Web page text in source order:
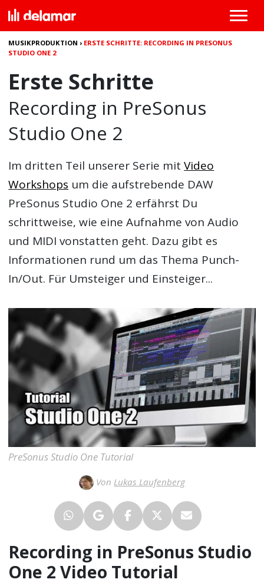
MUSIKPRODUKTION › ERSTE SCHRITTE: RECORDING IN PRESONUS
STUDIO ONE 2
Erste Schritte
Recording in PreSonus
Studio One 2
Im dritten Teil unserer Serie mitVideo
Workshops um die aufstrebende DAW
PreSonus Studio One 2 erfährst Du
schrittweise, wie eine Aufnahme von Audio
und MIDI vonstatten geht. Dazu gibt es
Informationen rund um das Thema Punch-
In/Out. Für Umsteiger und Einsteiger...
PreSonus Studio One Tutorial
Von Lukas Laufenberg
Recording in PreSonus Studio
One 2 Video Tutorial